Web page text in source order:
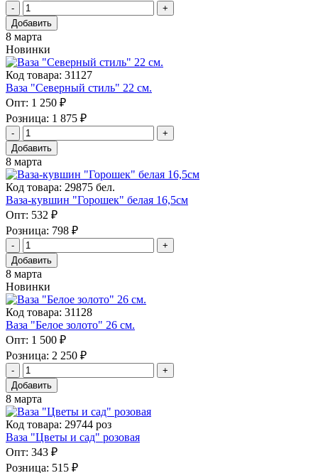
Добавить
8 марта
Новинки
Код товара: 31127
Ваза "Северный стиль" 22 см.
Опт: 1 250 ₽
Розница: 1 875 ₽
Добавить
8 марта
Код товара: 29875 бел.
Ваза-кувшин "Горошек" белая 16,5см
Опт: 532 ₽
Розница: 798 ₽
Добавить
8 марта
Новинки
Код товара: 31128
Ваза "Белое золото" 26 см.
Опт: 1 500 ₽
Розница: 2 250 ₽
Добавить
8 марта
Код товара: 29744 роз
Ваза "Цветы и сад" розовая
Опт: 343 ₽
Розница: 515 ₽